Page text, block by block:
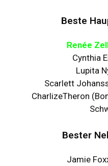
Beste
Renée
Cynthia
Lupita
Scarlett
CharlizeTheron
Bester
Jamie